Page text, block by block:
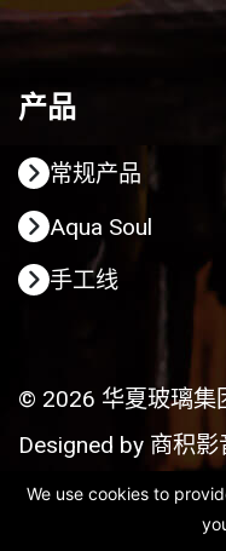
产品
常规产品
Aqua Soul
手工线
© 2026 华夏玻璃集
Designed by 商积影
We use cookies to